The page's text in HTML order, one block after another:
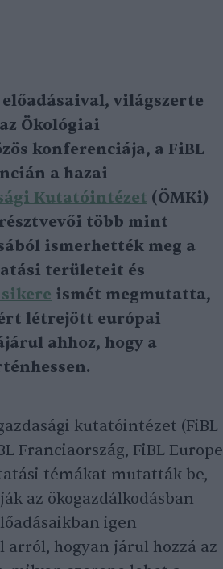
világszerte
Ökológiai
konferenciája, a FiBL
a hazai
Kutatóintézet (ÖMKi)
több mint
ismerhették meg a
területeit és
ismét megmutatta,
létrejött európai
ahhoz, hogy a
kutatóintézet (FiBL
Franciaország, FiBL Europe
témákat mutatták be,
az ökogazdálkodásban
igen
hogyan járul hozzá az